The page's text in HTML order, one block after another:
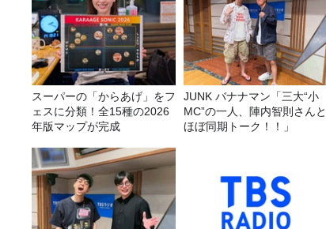
スーパーの「からあげ」をフ
ェスに分類！全15種の2026
年版マップが完成
JUNK バナナマン「三大“小
MC”の一人、陣内智則さんと
ほぼ同期トーク！！」